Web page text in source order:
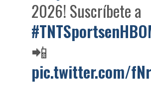
2026! Suscríbete a
📲
pic.twitter.com/